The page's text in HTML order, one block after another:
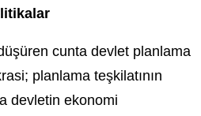
cunta devlet planlama
planlama teşkilatının
devletin ekonomi